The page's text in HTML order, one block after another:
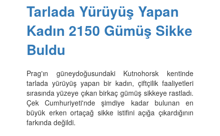
Tarlada Yürüyüş Yapan
Kadın 2150 Gümüş Sikke
Buldu
Prag'ın güneydoğusundaki Kutnohorsk kentinde
tarlada yürüyüş yapan bir kadın, çiftçilik faaliyetleri
sırasında yüzeye çıkan birkaç gümüş sikkeye rastladı.
Çek Cumhuriyeti'nde şimdiye kadar bulunan en
büyük erken ortaçağ sikke istifini açığa çıkardığının
farkında değildi.